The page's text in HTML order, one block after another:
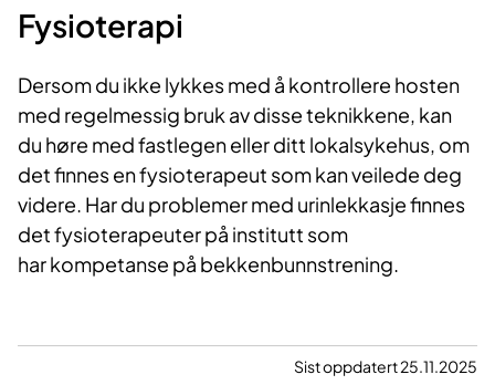
Fysioterapi
Dersom du ikke lykkes med å kontrollere hosten
med regelmessig bruk av disse teknikkene, kan
du høre med fastlegen eller ditt lokalsykehus, om
det finnes en fysioterapeut som kan veilede deg
videre. Har du problemer med urinlekkasje finnes
det fysioterapeuter på institutt som
har kompetanse på bekkenbunnstrening.
Sist oppdatert 25.11.2025